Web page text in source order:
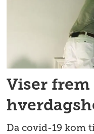
Viser frem
Da covid-19 kom